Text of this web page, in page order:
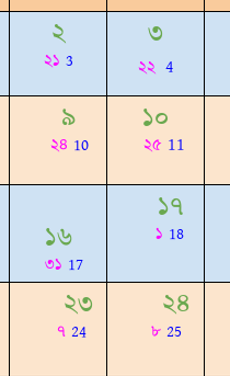
২
২১ 3
৩
২২ 4
৯
২৪ 10
১০
২৫ 11
১৬
৩১ 17
১৭
১ 18
২৩
৭ 24
২৪
৮ 25